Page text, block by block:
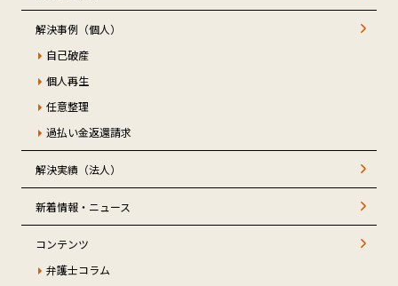
解決事例（個人）
自己破産
個人再生
任意整理
過払い金返還請求
解決実績（法人）
新着情報・ニュース
コンテンツ
弁護士コラム